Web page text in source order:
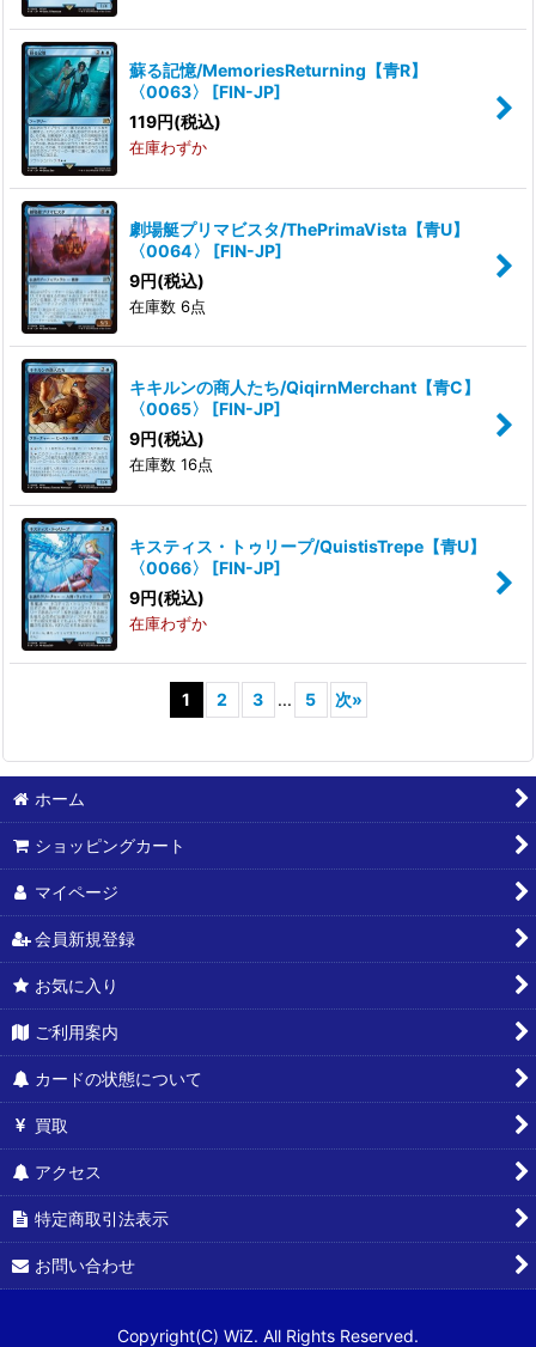
蘇る記憶/MemoriesReturning【青R】
〈0063〉
[FIN-JP]
119円(税込)
在庫わずか
劇場艇プリマビスタ/ThePrimaVista【青U】
〈0064〉
[FIN-JP]
9円(税込)
在庫数 6点
キキルンの商人たち/QiqirnMerchant【青C】
〈0065〉
[FIN-JP]
9円(税込)
在庫数 16点
キスティス・トゥリープ/QuistisTrepe【青U】
〈0066〉
[FIN-JP]
9円(税込)
在庫わずか
1 2 3 ... 5 次»
ホーム
ショッピングカート
マイページ
会員新規登録
お気に入り
ご利用案内
カードの状態について
買取
アクセス
特定商取引法表示
お問い合わせ
Copyright(C) WiZ. All Rights Reserved.